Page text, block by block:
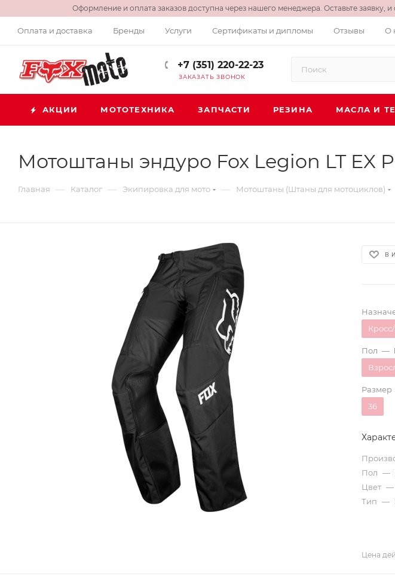
Оформление и оплата заказов доступна через нашего менеджера. Оставьте заявку,
Оплата и доставка Бренды Услуги Сертификаты и дипломы Отзывы О
+7 (351) 220-22-23
ЗАКАЗАТЬ ЗВОНОК
АКЦИИ МОТОТЕХНИКА ЗАПЧАСТИ РЕЗИНА МАСЛА И
Мотоштаны эндуро Fox Legion LT EX
Главная — Каталог — Экипировка для мото — Мотоштаны (Штаны для мотоциклов)
В
Пол —
Размер
36
Пол —
Цвет —
Тип —
Цена